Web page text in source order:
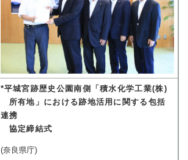
*平城宮跡歴史公園南側「積水化学工業(株)
所有地」における跡地活用に関する包括
連携
協定締結式
(奈良県庁)